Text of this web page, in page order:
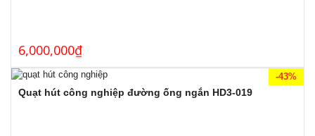
6,000,000₫
-43%
Quạt hút công nghiệp đường ống ngắn HD3-019